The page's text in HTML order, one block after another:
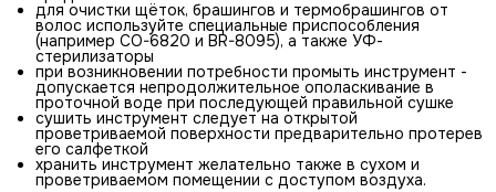
для очистки щёток, брашингов и термобрашингов от
волос используйте специальные приспособления
(например CO-6820 и BR-8095), а также УФ-
стерилизаторы
при возникновении потребности промыть инструмент -
допускается непродолжительное ополаскивание в
проточной воде при последующей правильной сушке
сушить инструмент следует на открытой
проветриваемой поверхности предварительно протерев
его салфеткой
хранить инструмент желательно также в сухом и
проветриваемом помещении с доступом воздуха.